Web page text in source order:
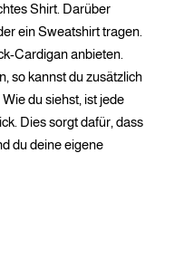
Shirt. Darüber
ein Sweatshirt tragen.
Cardigan anbieten.
so kannst du zusätzlich
du siehst, ist jede
Dies sorgt dafür, dass
du deine eigene